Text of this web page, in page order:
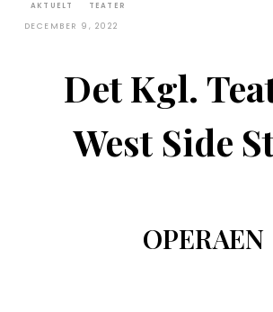
AKTUELT TEATER
DECEMBER 9, 2022
Det Kgl.
West Side
OPERAEN